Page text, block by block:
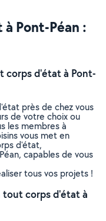
Pont-Péan :
corps d'état à Pont-
près de chez vous
de votre choix ou
les membres à
vous met en
d'état,
capables de vous
tous vos projets !
tout corps d'état à